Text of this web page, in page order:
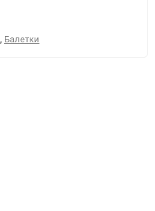
, Балетки